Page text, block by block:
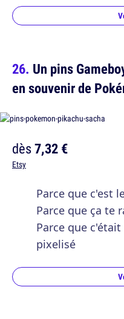
Un pins
en souvenir de
dès7,32 €
Etsy
Parce que c'est
Parce que ça te
Parce que
pixelisé